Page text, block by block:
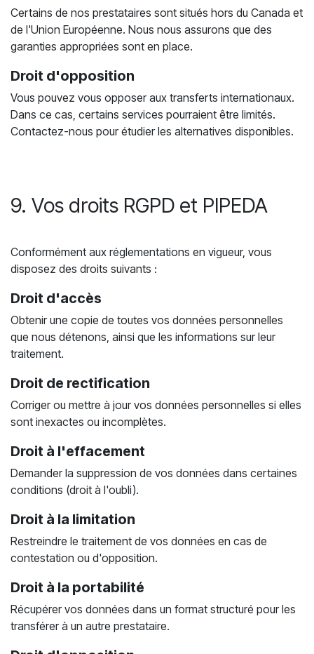
Certains de nos prestataires sont situés hors du Canada et
de l'Union Européenne. Nous nous assurons que des
garanties appropriées sont en place.
Droit d'opposition
Vous pouvez vous opposer aux transferts internationaux.
Dans ce cas, certains services pourraient être limités.
Contactez-nous pour étudier les alternatives disponibles.
9. Vos droits RGPD et PIPEDA
Conformément aux réglementations en vigueur, vous
disposez des droits suivants :
Droit d'accès
Obtenir une copie de toutes vos données personnelles
que nous détenons, ainsi que les informations sur leur
traitement.
Droit de rectification
Corriger ou mettre à jour vos données personnelles si elles
sont inexactes ou incomplètes.
Droit à l'effacement
Demander la suppression de vos données dans certaines
conditions (droit à l'oubli).
Droit à la limitation
Restreindre le traitement de vos données en cas de
contestation ou d'opposition.
Droit à la portabilité
Récupérer vos données dans un format structuré pour les
transférer à un autre prestataire.